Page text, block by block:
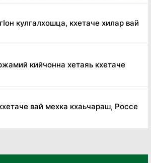
кулгалхошца, кхетаче хилар вай
кийчонна хетаяь кхетаче
вай мехка кхаьчараш, Россе